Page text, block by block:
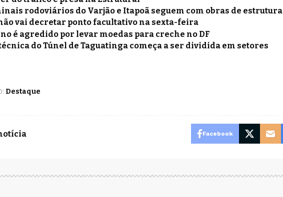
rodoviários do Varjão e Itapoã seguem com obras de estrutura
vai decretar ponto facultativo na sexta-feira
é agredido por levar moedas para creche no DF
do Túnel de Taguatinga começa a ser dividida em setores
Destaque
Facebook